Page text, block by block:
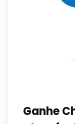
Ganhe